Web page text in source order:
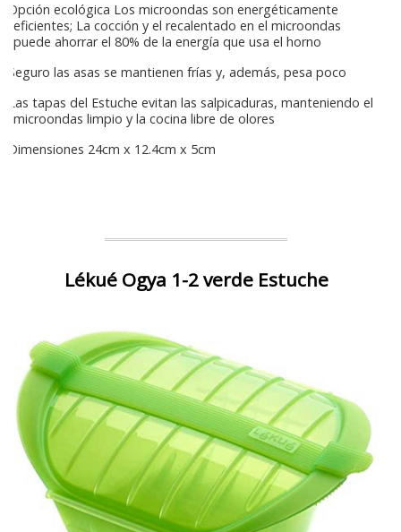
Opción ecológica Los microondas son energéticamente
eficientes; La cocción y el recalentado en el microondas
puede ahorrar el 80% de la energía que usa el horno
Seguro las asas se mantienen frías y, además, pesa poco
Las tapas del Estuche evitan las salpicaduras, manteniendo el
microondas limpio y la cocina libre de olores
Dimensiones 24cm x 12.4cm x 5cm
Lékué Ogya 1-2 verde Estuche